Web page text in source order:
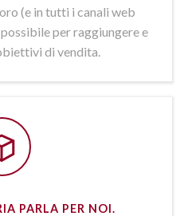
(e in tutti i canali web
per raggiungere e
di vendita.
PARLA PER NOI.